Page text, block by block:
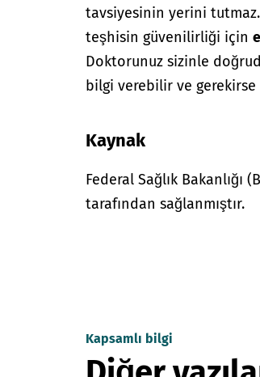
tavsiyesinin yerini
teşhisin güvenilirliği için
Doktorunuz sizinle
bilgi verebilir ve
Kaynak
Federal Sağlık Bakanlığı
tarafından sağlanmıştır.
Kapsamlı bilgi